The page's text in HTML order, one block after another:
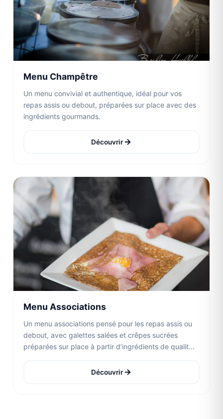
Menu Champêtre
Un menu convivial et authentique, idéal pour vos
repas assis ou debout, préparées sur place avec des
ingrédients gourmands.
Découvrir
Menu Associations
Un menu associations pensé pour les repas assis ou
debout, avec galettes salées et crêpes sucrées
préparées sur place à partir d’ingrédients de qualit...
Découvrir